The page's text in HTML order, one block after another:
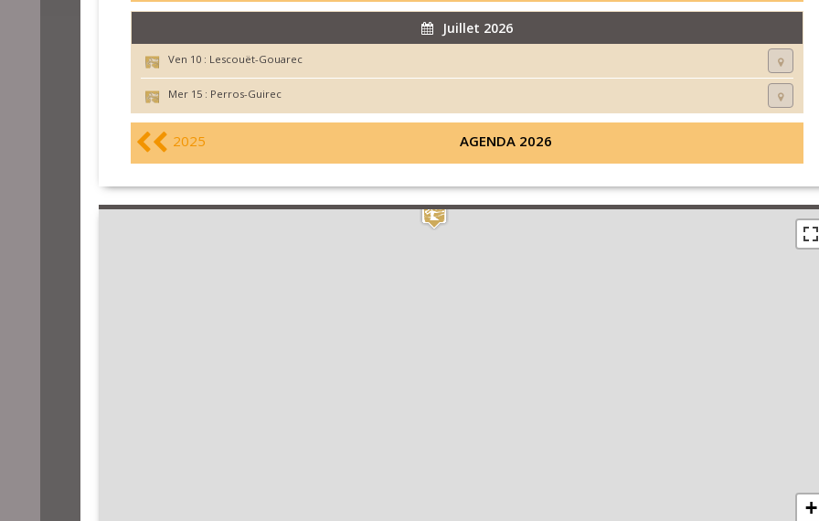
Juillet 2026
Ven 10 : Lescouët-Gouarec
Mer 15 : Perros-Guirec
2025 AGENDA 2026
+